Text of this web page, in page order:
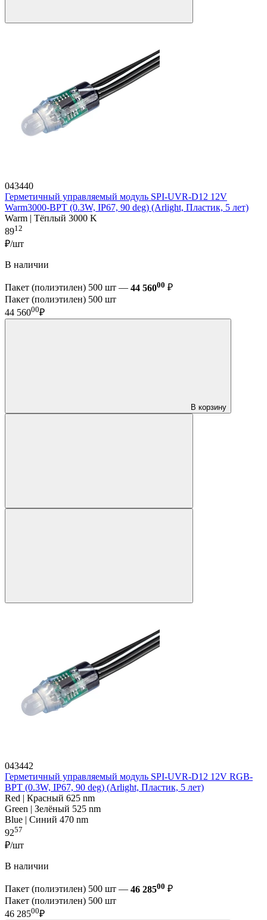
043440
Герметичный управляемый модуль SPI-UVR-D12 12V
Warm3000-BPT (0.3W, IP67, 90 deg) (Arlight, Пластик, 5 лет)
Warm | Тёплый 3000 K
8912
₽/шт
В наличии
Пакет (полиэтилен) 500 шт — 44 56000 ₽
Пакет (полиэтилен) 500 шт
44 56000₽
В корзину
043442
Герметичный управляемый модуль SPI-UVR-D12 12V RGB-
BPT (0.3W, IP67, 90 deg) (Arlight, Пластик, 5 лет)
Red | Красный 625 nm
Green | Зелёный 525 nm
Blue | Синий 470 nm
9257
₽/шт
В наличии
Пакет (полиэтилен) 500 шт — 46 28500 ₽
Пакет (полиэтилен) 500 шт
46 28500₽